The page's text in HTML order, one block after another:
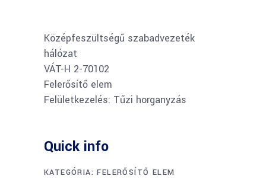
Középfeszültségű szabadvezeték
hálózat
VÁT-H 2-70102
Felerősítő elem
Felületkezelés: Tűzi horganyzás
Quick info
KATEGÓRIA:FELERŐSÍTŐ ELEM